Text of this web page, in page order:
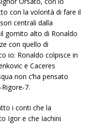
con la volontà di fare il
centrali dalla
gomito alto di Ronaldo
con quello di
io: Ronaldo colpisce in
e Caceres
non c’ha pensato
7.
i conti che la
Igor e che Iachini